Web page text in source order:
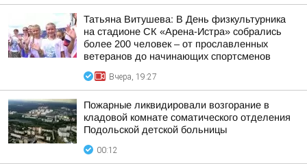
Татьяна Витушева: В День физкультурника
на стадионе СК «Арена-Истра» собрались
более 200 человек – от прославленных
ветеранов до начинающих спортсменов
Вчера, 19:27
Пожарные ликвидировали возгорание в
кладовой комнате соматического отделения
Подольской детской больницы
00:12